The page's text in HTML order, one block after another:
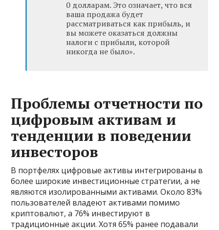
0 долларам. Это означает, что вся
ваша продажа будет
рассматриваться как прибыль, и
вы можете оказаться должны
налоги с прибыли, которой
никогда не было».
Проблемы отчетности по
цифровым активам и
тенденции в поведении
инвесторов
В портфелях цифровые активы интегрированы в
более широкие инвестиционные стратегии, а не
являются изолированными активами. Около 83%
пользователей владеют активами помимо
криптовалют, а 76% инвестируют в
традиционные акции. Хотя 65% ранее подавали